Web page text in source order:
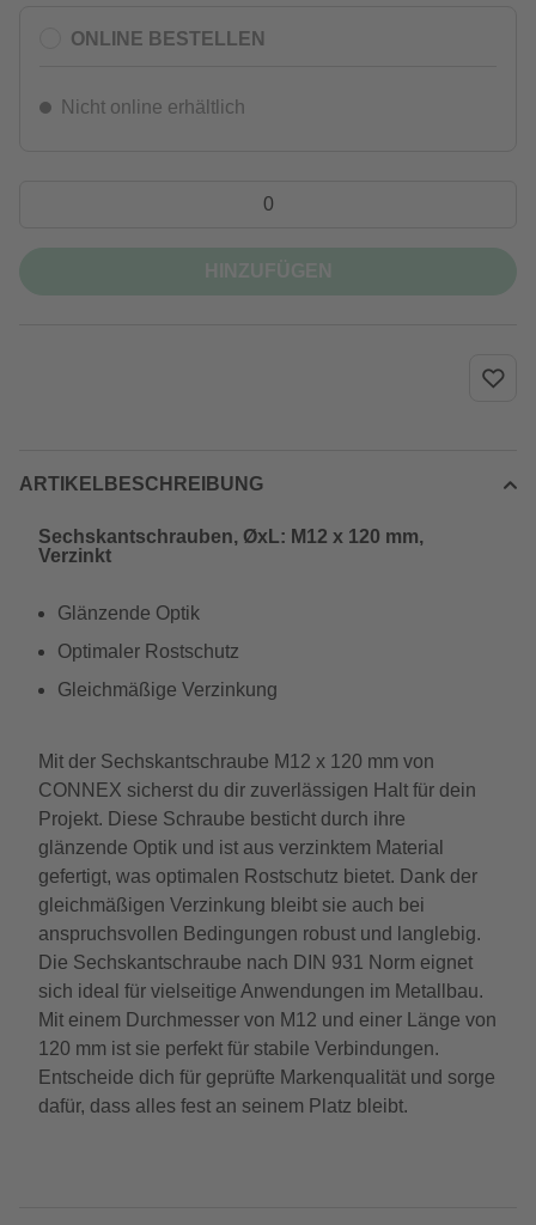
ONLINE BESTELLEN
Nicht online erhältlich
ARTIKELBESCHREIBUNG
Sechskantschrauben, ØxL: M12 x 120 mm,
Verzinkt
Glänzende Optik
Optimaler Rostschutz
Gleichmäßige Verzinkung
Mit der Sechskantschraube M12 x 120 mm von
CONNEX sicherst du dir zuverlässigen Halt für dein
Projekt. Diese Schraube besticht durch ihre
glänzende Optik und ist aus verzinktem Material
gefertigt, was optimalen Rostschutz bietet. Dank der
gleichmäßigen Verzinkung bleibt sie auch bei
anspruchsvollen Bedingungen robust und langlebig.
Die Sechskantschraube nach DIN 931 Norm eignet
sich ideal für vielseitige Anwendungen im Metallbau.
Mit einem Durchmesser von M12 und einer Länge von
120 mm ist sie perfekt für stabile Verbindungen.
Entscheide dich für geprüfte Markenqualität und sorge
dafür, dass alles fest an seinem Platz bleibt.